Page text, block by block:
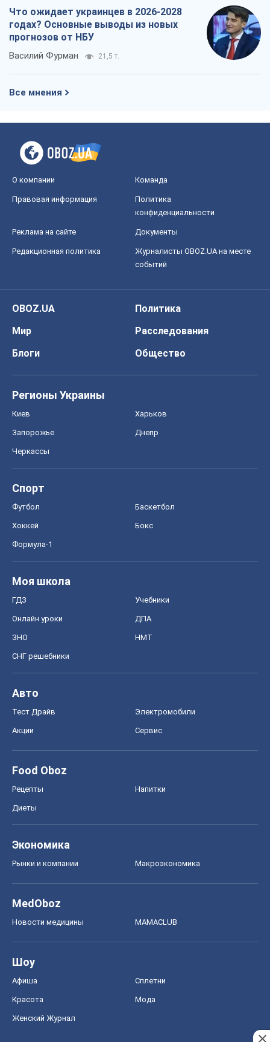
Что ожидает украинцев в 2026-2028
годах? Основные выводы из новых
прогнозов от НБУ
Василий Фурман 21,5 т.
Все мнения
О компании Команда
Правовая информация
Политика
конфиденциальности
Реклама на сайте Документы
Редакционная политика
Журналисты OBOZ.UA на месте
событий
OBOZ.UA
Политика
Мир
Расследования
Блоги
Общество
Регионы Украины
Киев Харьков
Запорожье Днепр
Черкассы
Спорт
Футбол Баскетбол
Хоккей Бокс
Формула-1
Моя школа
ГДЗ Учебники
Онлайн уроки ДПА
ЗНО НМТ
СНГ решебники
Авто
Тест Драйв Электромобили
Акции Сервис
Food Oboz
Рецепты Напитки
Диеты
Экономика
Рынки и компании Mакроэкономика
MedOboz
Новости медицины MAMACLUB
Шоу
Афиша Сплетни
Красота Мода
Женский Журнал